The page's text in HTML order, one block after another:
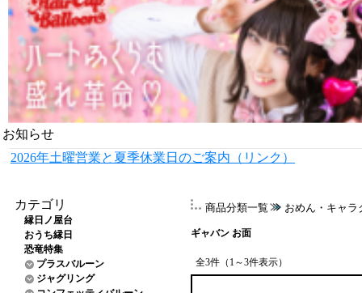
お知らせ
2026年土曜営業と夏季休業日のご案内（リンク）
カテゴリ
縁日ノ屋台
おうち縁日
恐竜特集
プラスバルーン
ジャグリング
商品分類一覧 おめん・キャラ
ギャバン お面
全3件（1～3件表示）